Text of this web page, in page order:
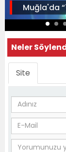
Muğla'da
Neler
Site